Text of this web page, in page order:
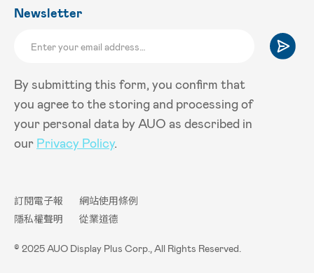
Newsletter
By submitting this form, you confirm that
you agree to the storing and processing of
your personal data by AUO as described in
our Privacy Policy.
訂閱電子報
網站使用條例
隱私權聲明
從業道德
© 2025 AUO Display Plus Corp., All Rights Reserved.